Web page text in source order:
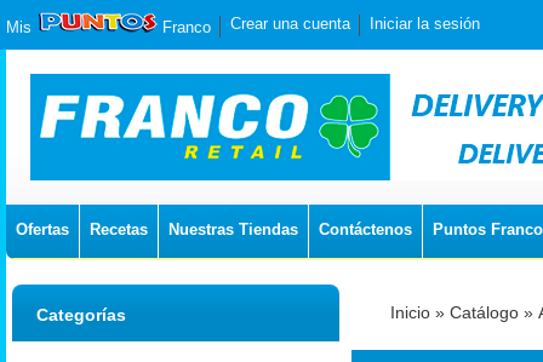
Mis Franco Crear una cuenta Iniciar la sesión
Ofertas Recetas Nuestras Tiendas Contáctenos Puntos Franco
Inicio » Catálogo »
Categorías